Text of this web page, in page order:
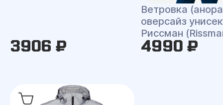
3906 ₽
Ветровка
оверсайз
Риссман
4990 ₽